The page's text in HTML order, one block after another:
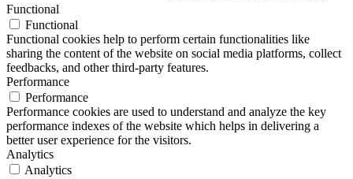
Functional
Functional
Functional cookies help to perform certain functionalities like
sharing the content of the website on social media platforms, collect
feedbacks, and other third-party features.
Performance
Performance
Performance cookies are used to understand and analyze the key
performance indexes of the website which helps in delivering a
better user experience for the visitors.
Analytics
Analytics